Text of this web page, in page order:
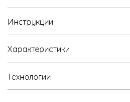
Инструкции
Характеристики
Технологии